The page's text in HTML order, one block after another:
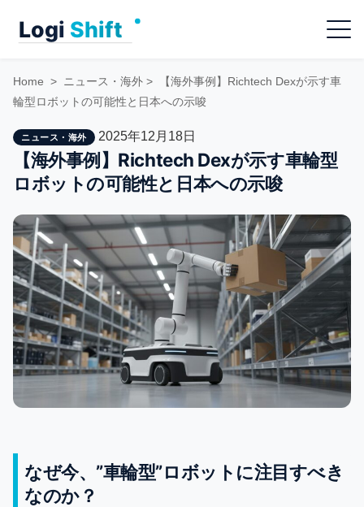
Menu
Home > ニュース・海外 >
【海外事例】Richtech Dexが示す車
輪型ロボットの可能性と日本への示唆
ニュース・海外 2025年12月18日
【海外事例】Richtech Dexが示す車輪型
ロボットの可能性と日本への示唆
なぜ今、”車輪型”ロボットに注目すべき
なのか？